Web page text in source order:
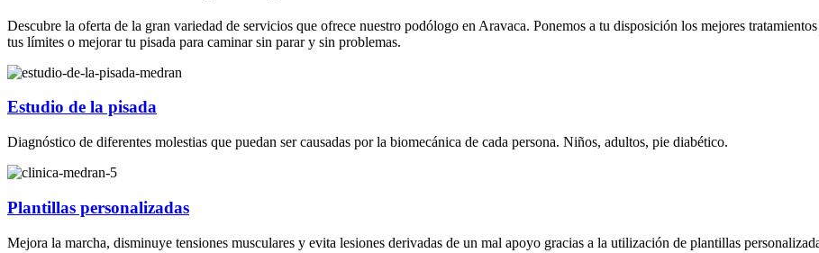
Descubre la oferta de la gran variedad de servicios que ofrece nuestro podólogo en Aravaca. Ponemos a tu disposición los mejores
tus límites o mejorar tu pisada para caminar sin parar y sin problemas.
Estudio de la pisada
Diagnóstico de diferentes molestias que puedan ser causadas por la biomecánica de cada persona. Niños, adultos, pie diabético.
Plantillas personalizadas
Mejora la marcha, disminuye tensiones musculares y evita lesiones derivadas de un mal apoyo gracias a la utilización de plantillas